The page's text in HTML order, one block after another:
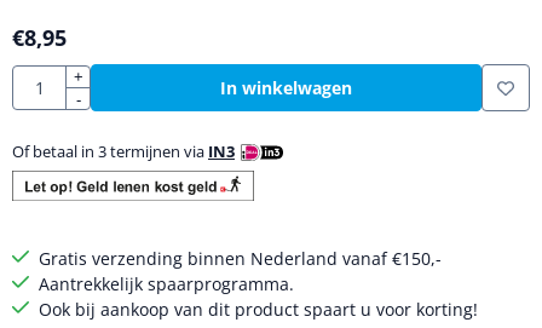
€8,95
Aantal
+
-
In winkelwagen
Of betaal in 3 termijnen via IN3
Gratis verzending binnen Nederland vanaf €150,-
Aantrekkelijk spaarprogramma.
Ook bij aankoop van dit product spaart u voor korting!